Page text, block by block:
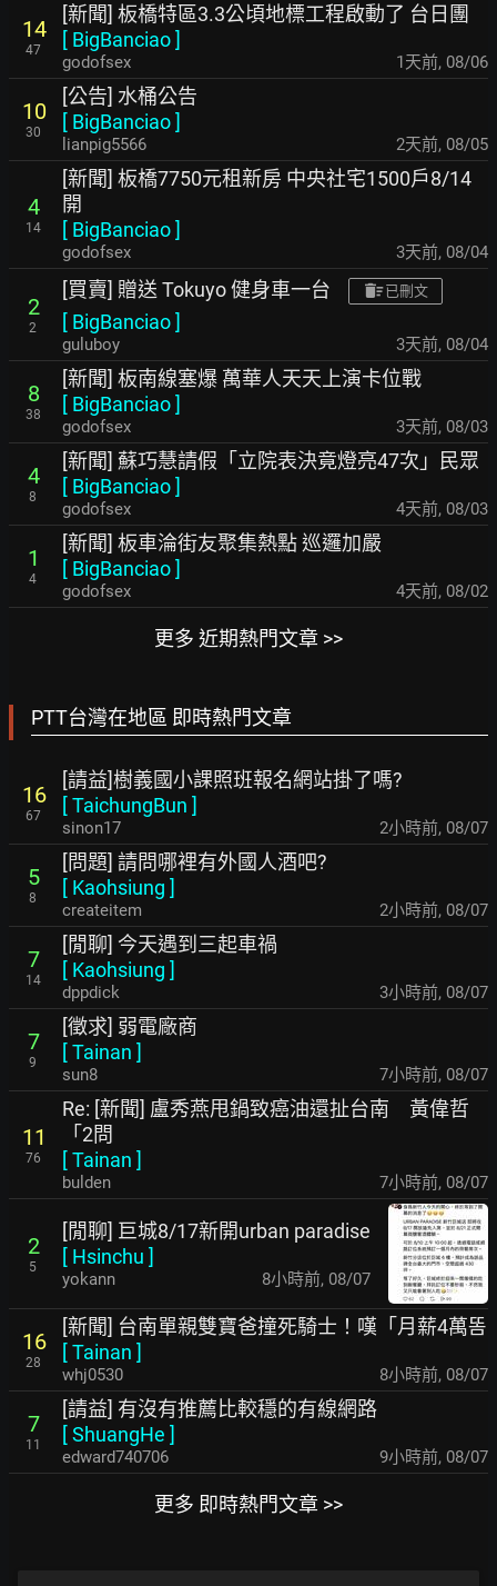
14
47
[新聞] 板橋特區3.3公頃地標工程啟動了 台日團
[ BigBanciao]
godofsex 1天前, 08/06
10
30
[公告] 水桶公告
[ BigBanciao]
lianpig5566 2天前, 08/05
4
14
[新聞] 板橋7750元租新房 中央社宅1500戶8/14
開
[ BigBanciao]
godofsex 3天前, 08/04
2
2
[買賣] 贈送 Tokuyo 健身車一台 已刪文
[ BigBanciao]
guluboy 3天前, 08/04
8
38
[新聞] 板南線塞爆 萬華人天天上演卡位戰
[ BigBanciao]
godofsex 3天前, 08/03
4
8
[新聞] 蘇巧慧請假「立院表決竟燈亮47次」民眾
[ BigBanciao]
godofsex 4天前, 08/03
1
4
[新聞] 板車淪街友聚集熱點 巡邏加嚴
[ BigBanciao]
godofsex 4天前, 08/02
更多 近期熱門文章 >>
PTT台灣在地區 即時熱門文章
16
67
[請益]樹義國小課照班報名網站掛了嗎?
[TaichungBun ]
sinon17 2小時前, 08/07
5
8
[問題] 請問哪裡有外國人酒吧?
[ Kaohsiung ]
createitem 2小時前, 08/07
7
14
[閒聊] 今天遇到三起車禍
[ Kaohsiung ]
dppdick 3小時前, 08/07
7
9
[徵求] 弱電廠商
[Tainan ]
sun8 7小時前, 08/07
11
76
Re: [新聞] 盧秀燕甩鍋致癌油還扯台南 黃偉哲
「2問
[Tainan ]
bulden 8小時前, 08/07
2
5
[閒聊] 巨城8/17新開urban paradise
[ Hsinchu ]
yokann 8小時前, 08/07
16
28
[新聞] 台南單親雙寶爸撞死騎士！嘆「月薪4萬똠
[Tainan ]
whj0530 8小時前, 08/07
7
11
[請益] 有沒有推薦比較穩的有線網路
[ShuangHe ]
edward740706 9小時前, 08/07
更多 即時熱門文章 >>